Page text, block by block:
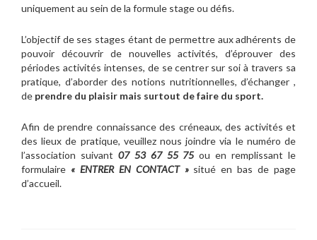
uniquement au sein de la formule stage ou défis.
L’objectif de ses stages étant de permettre aux adhérents de
pouvoir découvrir de nouvelles activités, d’éprouver des
périodes activités intenses, de se centrer sur soi à travers sa
pratique, d’aborder des notions nutritionnelles, d’échanger ,
de prendre du plaisir mais surtout de faire du sport.
Afin de prendre connaissance des créneaux, des activités et
des lieux de pratique, veuillez nous joindre via le numéro de
l’association suivant 07 53 67 55 75ou en remplissant le
formulaire « ENTRER EN CONTACT »situé en bas de page
d’accueil.